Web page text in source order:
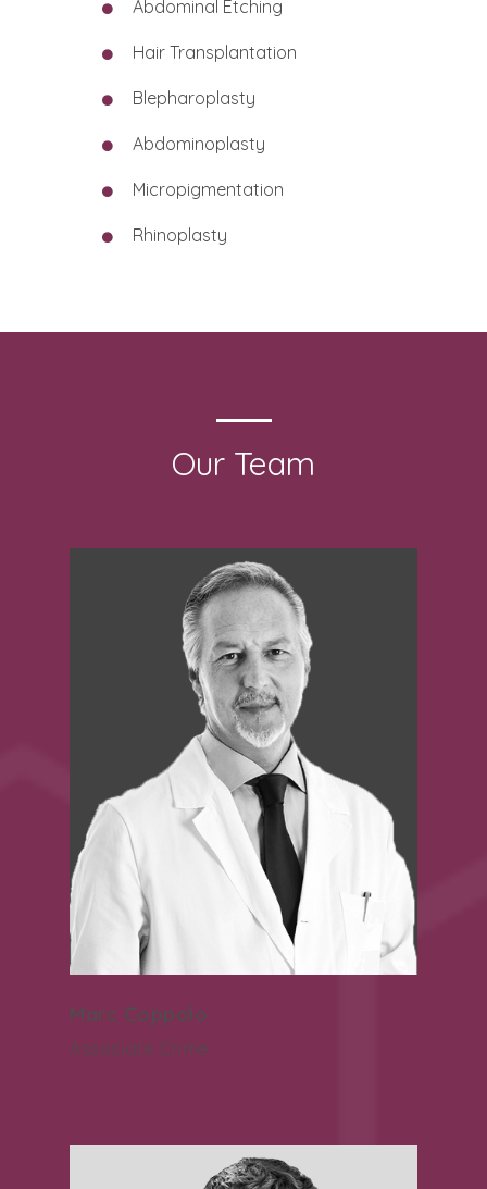
Abdominal Etching
Hair Transplantation
Blepharoplasty
Abdominoplasty
Micropigmentation
Rhinoplasty
Our Team
Marc Coppolo
Associate Crime